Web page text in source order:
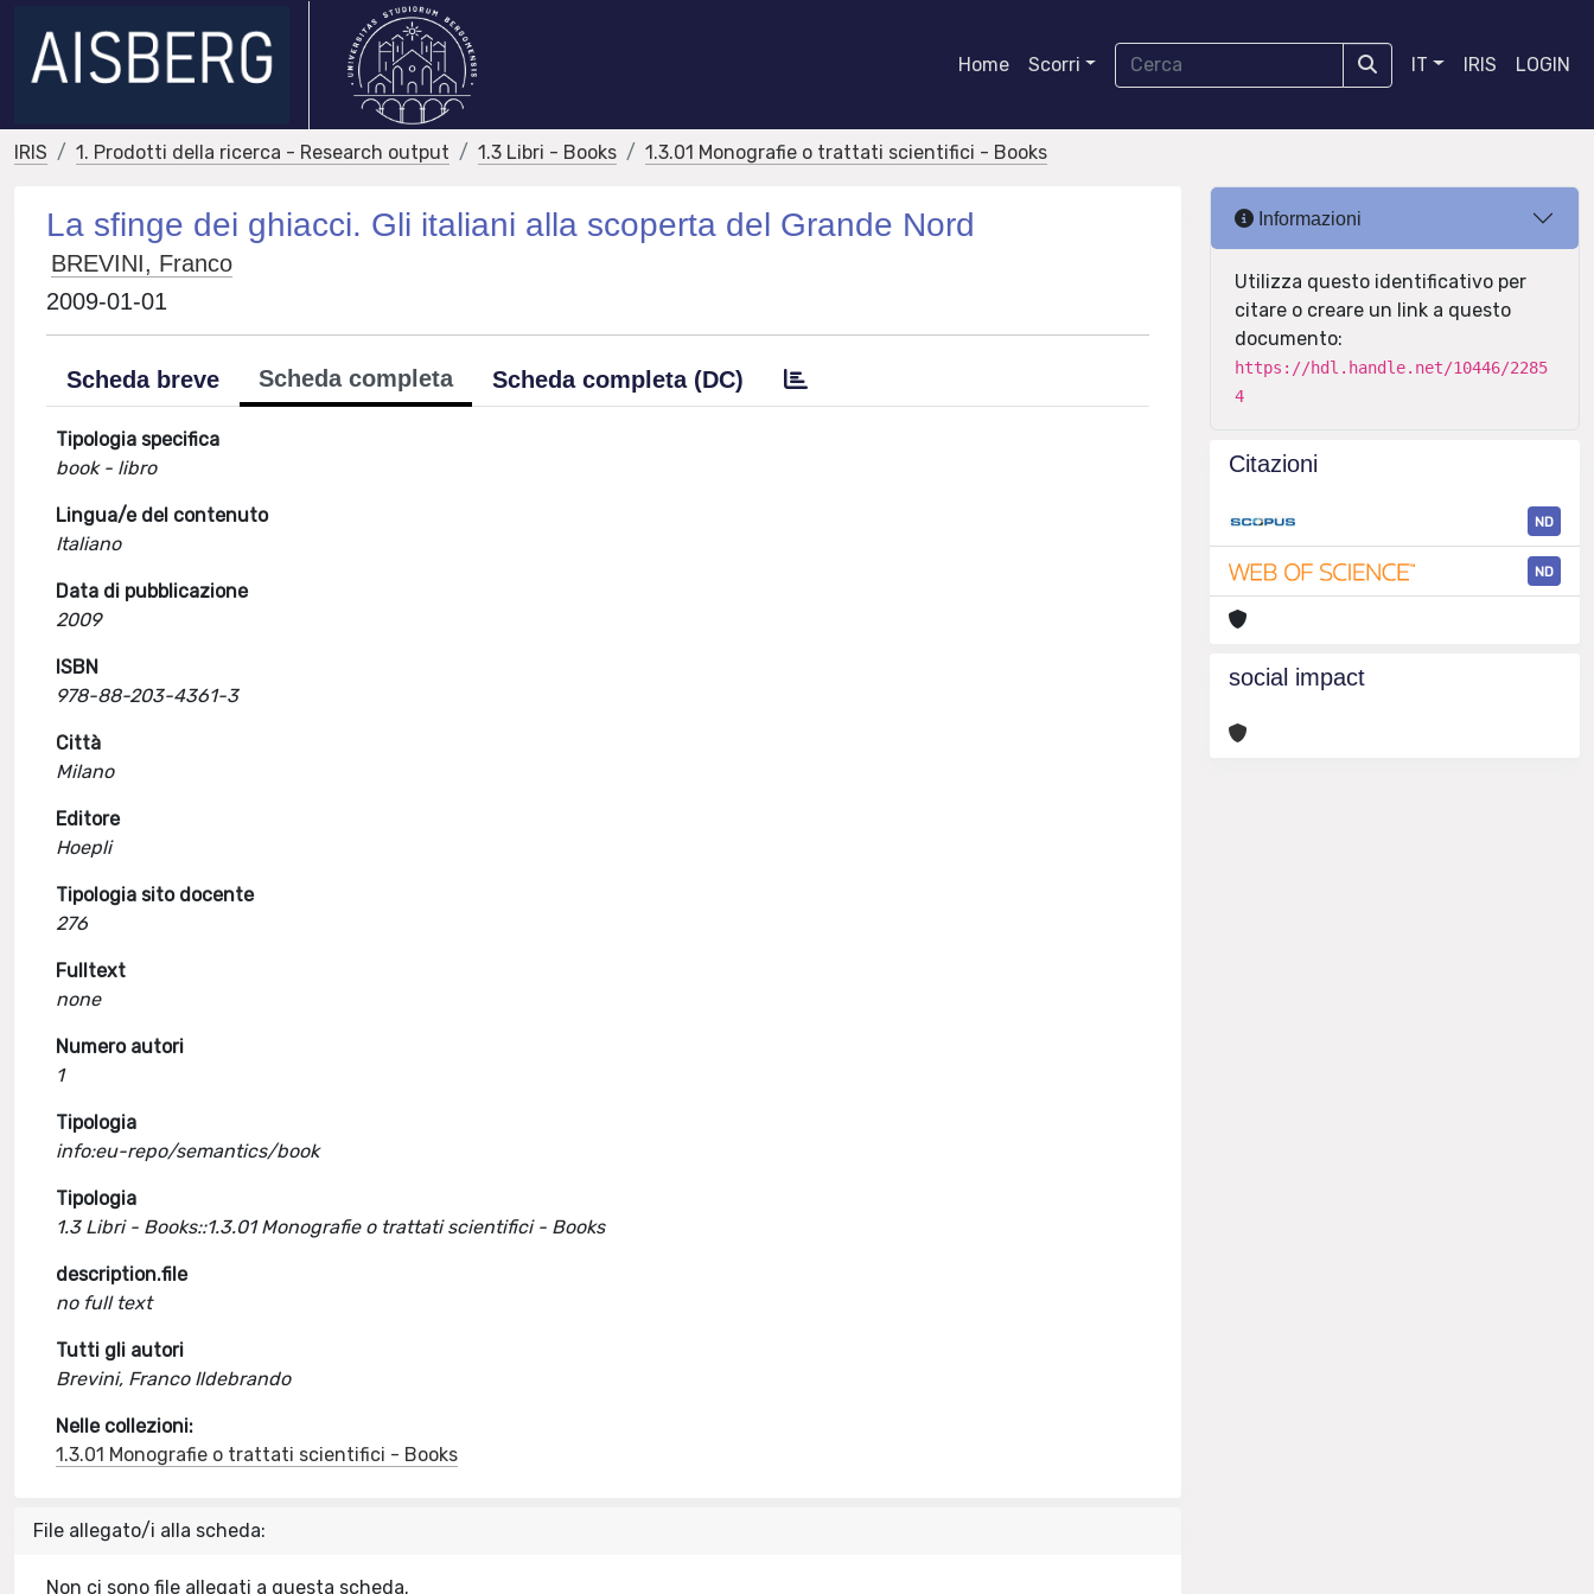
Home Scorri IT IRIS LOGIN
IRIS 1. Prodotti della ricerca - Research output 1.3 Libri - Books 1.3.01 Monografie o trattati scientifici - Books
La sfinge dei ghiacci. Gli italiani alla scoperta del Grande Nord
BREVINI, Franco
2009-01-01
Scheda breve Scheda completa Scheda completa (DC)
Tipologia specifica
book - libro
Lingua/e del contenuto
Italiano
Data di pubblicazione
2009
ISBN
978-88-203-4361-3
Città
Milano
Editore
Hoepli
Tipologia sito docente
276
Fulltext
none
Numero autori
1
Tipologia
info:eu-repo/semantics/book
Tipologia
1.3 Libri - Books::1.3.01 Monografie o trattati scientifici - Books
description.file
no full text
Tutti gli autori
Brevini, Franco Ildebrando
Nelle collezioni:
1.3.01 Monografie o trattati scientifici - Books
File allegato/i alla scheda:
Non ci sono file allegati a questa scheda.
Informazioni
Utilizza questo identificativo per
citare o creare un link a questo
documento:
https://hdl.handle.net/10446/2285
4
Citazioni
ND
ND
social impact